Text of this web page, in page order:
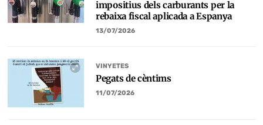
impositius dels carburants per la
rebaixa fiscal aplicada a Espanya
13/07/2026
VINYETES
Pegats de cèntims
11/07/2026